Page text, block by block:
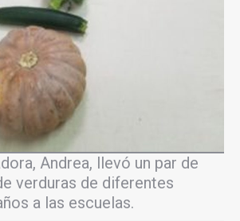
Andrea, llevó un par de
verduras de diferentes
a las escuelas.